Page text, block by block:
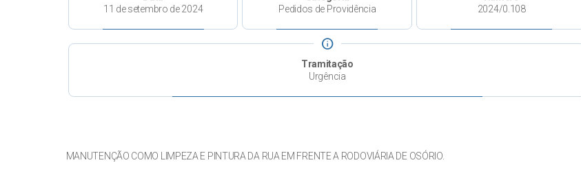
11 de setembro de 2024
Pedidos de Providência
2024/0.108
info
Tramitação
Urgência
MANUTENÇÃO COMO LIMPEZA E PINTURA DA RUA EM FRENTE A RODOVIÁRIA DE OSÓRIO.